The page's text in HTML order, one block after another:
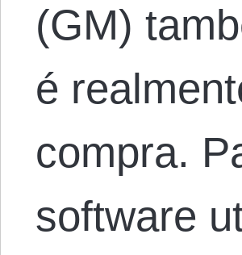
(GM)
é
compra.
software